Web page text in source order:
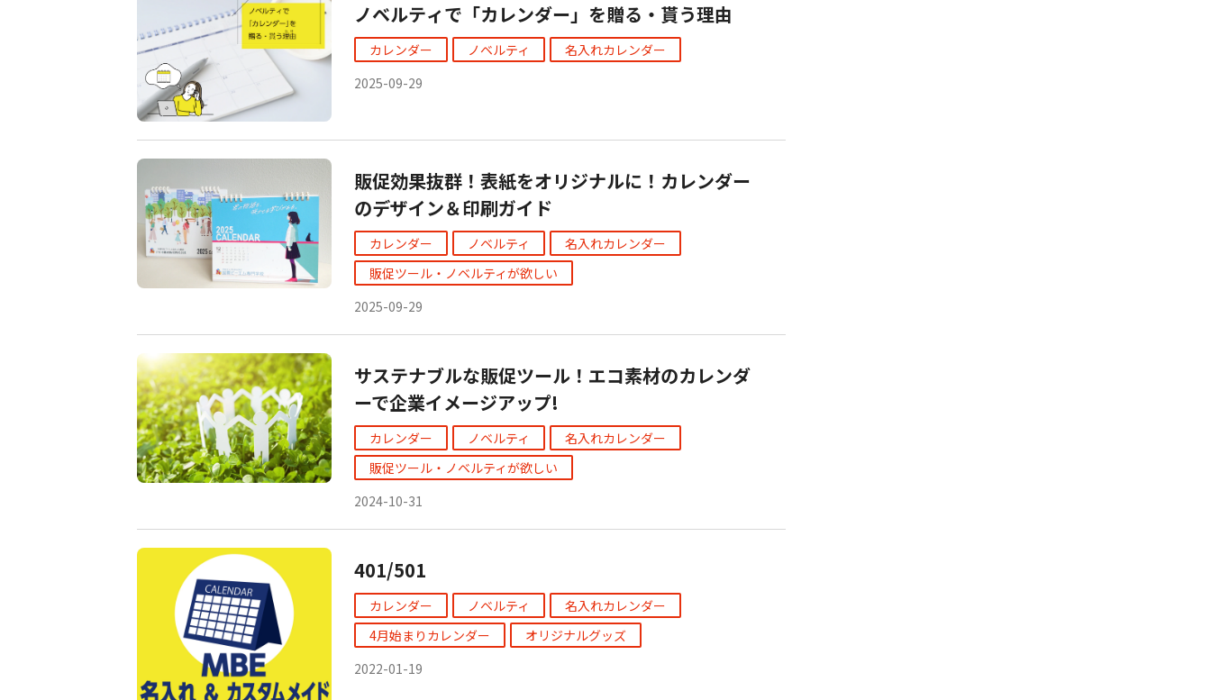
ノベルティで「カレンダー」を贈る・貰う理由
カレンダー ノベルティ
名入れカレンダー
2025-09-29
販促効果抜群！表紙をオリジナルに！カレンダー
のデザイン＆印刷ガイド
カレンダー ノベルティ
名入れカレンダー
販促ツール・ノベルティが欲しい
2025-09-29
サステナブルな販促ツール！エコ素材のカレンダ
ーで企業イメージアップ!
カレンダー ノベルティ
名入れカレンダー
販促ツール・ノベルティが欲しい
2024-10-31
401/501
カレンダー ノベルティ
名入れカレンダー
4月始まりカレンダー
オリジナルグッズ
2022-01-19